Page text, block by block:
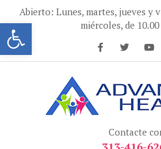
Abrir la barra de
contenido
Abierto: Lunes, martes, jueves y
miércoles, de 10.00
Contacte